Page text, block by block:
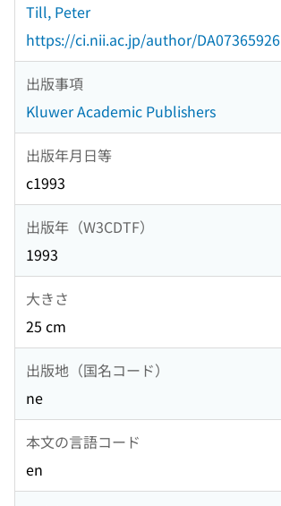
Till, Peter
https://ci.nii.ac.jp/author/DA07365926
出版事項
Kluwer Academic Publishers
出版年月日等
c1993
出版年（W3CDTF）
1993
大きさ
25 cm
出版地（国名コード）
ne
本文の言語コード
en